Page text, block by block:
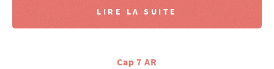
LIRE LA SUITE
Cap 7 AR